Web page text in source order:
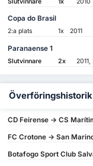
Copa do Brasil
2:a plats 1x 2011
Paranaense 1
Slutvinnare 2x 2011,
Överföringshistorik
CD Feirense -> CS
FC Crotone -> San
Botafogo Sport Club